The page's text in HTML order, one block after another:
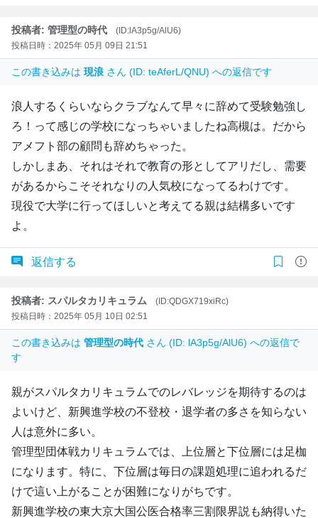
投稿者: 管理型の時代
(ID:lA3p5g/AlU6)
投稿日時：2025年 05月 09日 21:51
この書き込みは 現浪 さん (ID: teAferL/QNU) への返信です
浪人するくらいならクラブなんて早々に辞めて受験勉強し
ろ！って感じの学校になっちゃいましたね高槻は。だから
アメフト部の顧問も辞めちゃった。
しかしまあ、それはそれで教育の形としてアリだし、需要
があるからこそそれなりの人気校になってるわけです。
現役で大学に行ってほしいと考えてる親は結構多いです
よ。
返信する
投稿者: スパルタカリキュラム
(ID:QDGX719xiRc)
投稿日時：2025年 05月 10日 02:51
この書き込みは 管理型の時代 さん (ID: lA3p5g/AlU6) への返信で
す
親がスパルタカリキュラムでのレバレッジを期待するのは
よいけど、新興進学校の不登校・退学者の多さを知らない
人は意外に多い。
管理型団体戦カリキュラムでは、上位層と下位層には足枷
になります。特に、下位層は毎日の課題処理に追われるだ
けで這い上がることが困難になりがちです。
新興進学校の東大京大国公医合格率三割限界説も納得いた